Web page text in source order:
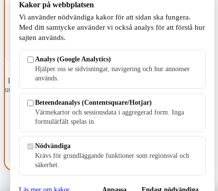
Fristående webbtidningsföretag grundat 1991 som sedan 2002 ger
ut tidningen Skillingaryd.nu och 2010 lanserades Värnamo.nu. Från
april 2026 omfattar Skillingaryd.nu tre kommuner: Gnosjö,
Värnamo och Vaggeryds kommun.
Kontakta oss
E-post: redaktionen@skillingaryd.nu
Kakinställningar
Kakor på webbplatsen
Vi använder nödvändiga kakor för att sidan ska fungera.
Med ditt samtycke använder vi också analys för att förstå hur
sajten används.
Analys (Google Analytics)
Hjälper oss se sidvisningar, navigering och hur annonser
används.
Beteendeanalys (Contentsquare/Hotjar)
Värmekartor och sessionsdata i aggregerad form. Inga
formulärfält spelas in.
Nödvändiga
Krävs för grundläggande funktioner som regionsval och
säkerhet.